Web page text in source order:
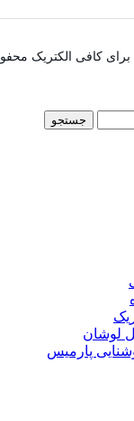
کافی الکتریک
جستجو
لوشان
پارمیس